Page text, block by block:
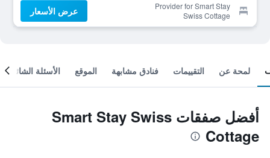
Provider for Smart Stay
Swiss Cottage
عرض الأسعار
لمحة عن التقييمات فنادق مشابهة الموقع الأسئلة الشائعة
أفضل صفقات Smart Stay Swiss
Cottage